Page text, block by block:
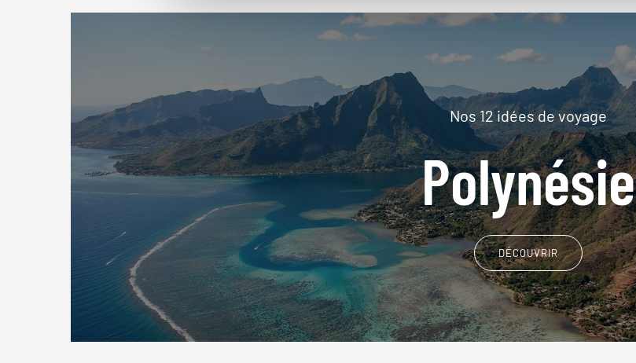
Nos 12 idées de voyage
Polynésie
DÉCOUVRIR